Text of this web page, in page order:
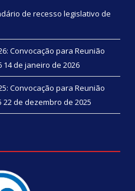
de recesso legislativo de
Convocação para Reunião
14 de janeiro de 2026
Convocação para Reunião
22 de dezembro de 2025